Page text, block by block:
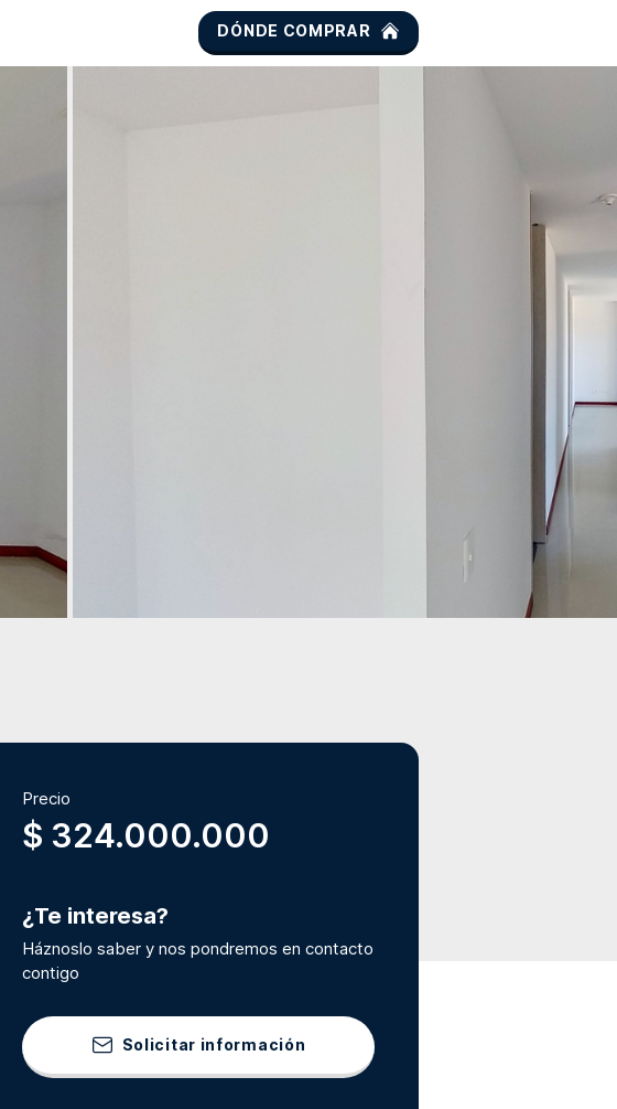
DÓNDE COMPRAR
Precio
$ 324.000.000
¿Te interesa?
Háznoslo saber y nos pondremos en contacto
contigo
Solicitar información